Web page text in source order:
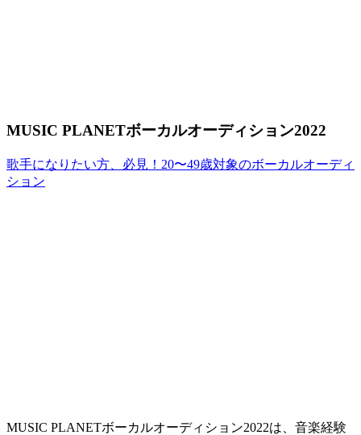
MUSIC PLANETボーカルオーディション2022
歌手になりたい方、必見！20〜49歳対象のボーカルオーディ
ション
MUSIC PLANETボーカルオーディション2022は、音楽経験